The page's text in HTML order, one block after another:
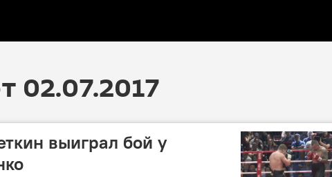
02.07.2017
выиграл бой у